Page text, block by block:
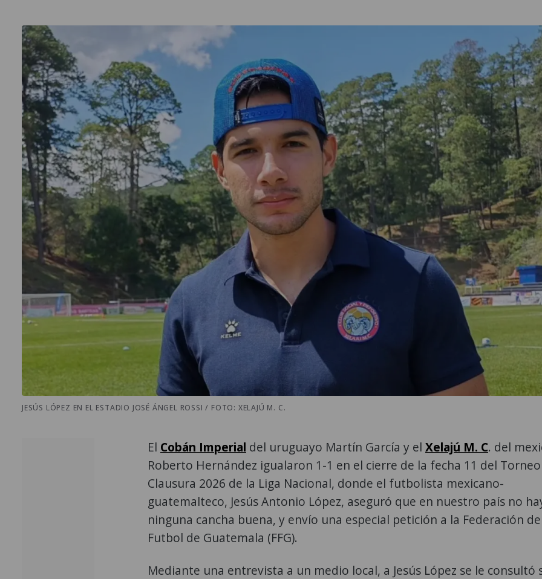
JESÚS LÓPEZ EN EL ESTADIO JOSÉ ÁNGEL ROSSI / FOTO: XELAJÚ M. C.
El Cobán Imperial del uruguayo Martín García y el Xelajú M. C. del
Roberto Hernández igualaron 1-1 en el cierre de la fecha 11 del Torneo
Clausura 2026 de la Liga Nacional, donde el futbolista mexicano-
guatemalteco, Jesús Antonio López, aseguró que en nuestro país no
ninguna cancha buena, y envío una especial petición a la Federación de
Futbol de Guatemala (FFG).
Mediante una entrevista a un medio local, a Jesús López se le consultó